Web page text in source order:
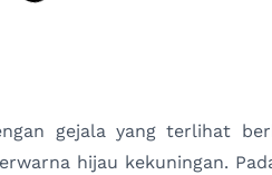
gejala yang terlihat
hijau kekuningan.